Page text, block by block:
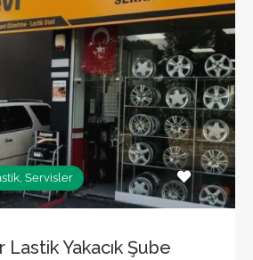
Servisler
Yakacık Şube